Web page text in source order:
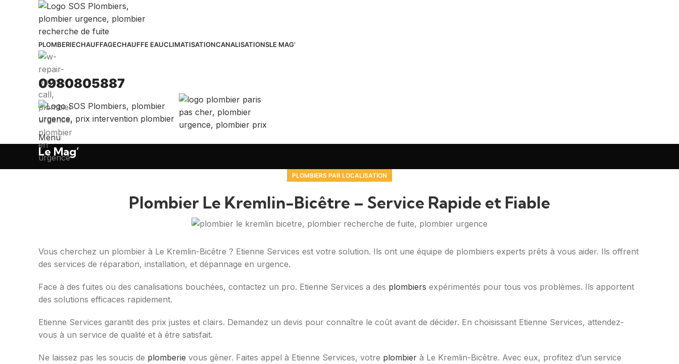
PLOMBERIECHAUFFAGECHAUFFE EAUCLIMATISATIONCANALISATIONSLE MAG’
0980805887
Menu
Le Mag’
PLOMBIERS PAR LOCALISATION
Plombier Le Kremlin-Bicêtre – Service Rapide et Fiable
Vous cherchez un plombier à Le Kremlin-Bicêtre ? Etienne Services est votre solution. Ils ont une équipe de plombiers experts prêts à vous aider. Ils offrent
des services de réparation, installation, et dépannage en urgence.
Face à des fuites ou des canalisations bouchées, contactez un pro. Etienne Services a des plombiers expérimentés pour tous vos problèmes. Ils apportent
des solutions efficaces rapidement.
Etienne Services garantit des prix justes et clairs. Demandez un devis pour connaître le coût avant de décider. En choisissant Etienne Services, attendez-
vous à un service de qualité et à être satisfait.
Ne laissez pas les soucis de plomberie vous gêner. Faites appel à Etienne Services, votre plombier à Le Kremlin-Bicêtre. Avec eux, profitez d’un service